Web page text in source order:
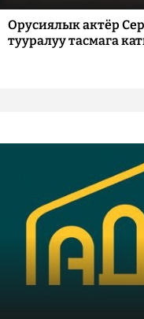
Орусиялык актёр
тууралуу тасмага